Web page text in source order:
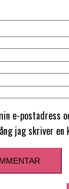
e-postadress
jag skriver en